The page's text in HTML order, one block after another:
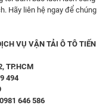
Hãy liên hệ ngay để chúng
VỤ VẬN TẢI Ô TÔ TIẾN
TP.HCM
494
646 586